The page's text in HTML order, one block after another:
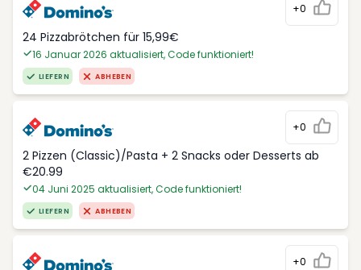
+0
24 Pizzabrötchen für 15,99€
16 Januar 2026 aktualisiert, Code funktioniert!
LIEFERN ABHEBEN
+0
2 Pizzen (Classic)/Pasta + 2 Snacks oder Desserts ab
€20.99
04 Juni 2025 aktualisiert, Code funktioniert!
LIEFERN ABHEBEN
+0